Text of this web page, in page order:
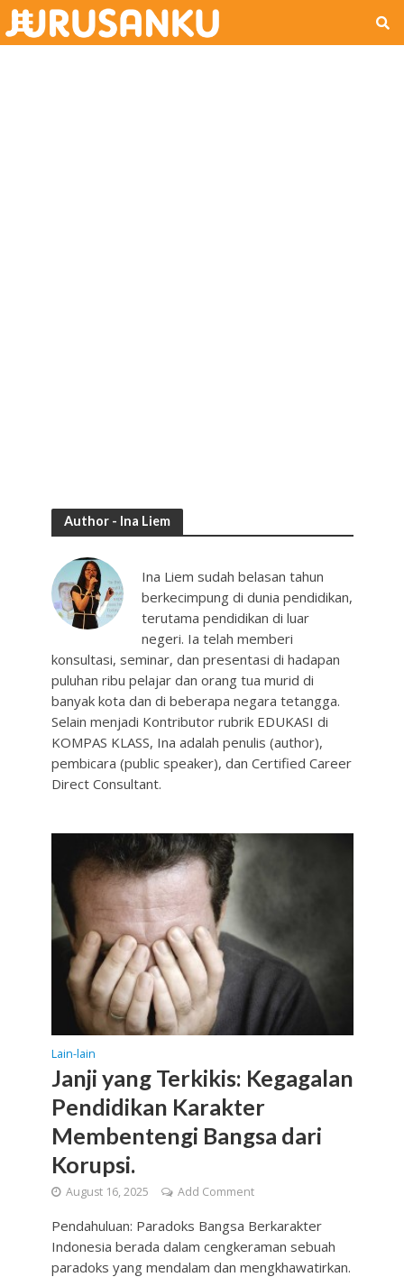
Author - Ina Liem
Ina Liem sudah belasan tahun
berkecimpung di dunia pendidikan,
terutama pendidikan di luar
negeri. Ia telah memberi
konsultasi, seminar, dan presentasi di hadapan
puluhan ribu pelajar dan orang tua murid di
banyak kota dan di beberapa negara tetangga.
Selain menjadi Kontributor rubrik EDUKASI di
KOMPAS KLASS, Ina adalah penulis (author),
pembicara (public speaker), dan Certified Career
Direct Consultant.
Lain-lain
Janji yang Terkikis: Kegagalan
Pendidikan Karakter
Membentengi Bangsa dari
Korupsi.
August 16, 2025 Add Comment
Pendahuluan: Paradoks Bangsa Berkarakter
Indonesia berada dalam cengkeraman sebuah
paradoks yang mendalam dan mengkhawatirkan.